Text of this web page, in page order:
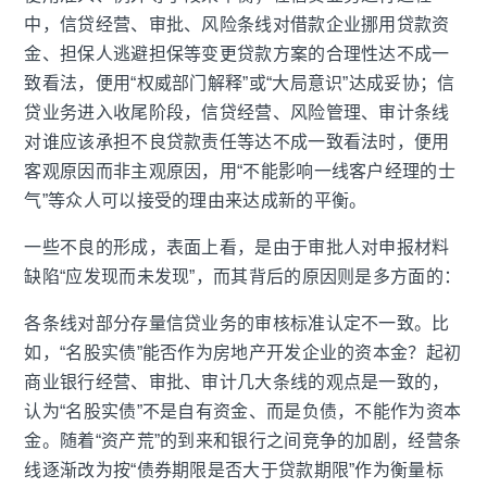
中，信贷经营、审批、风险条线对借款企业挪用贷款资
金、担保人逃避担保等变更贷款方案的合理性达不成一
致看法，便用“权威部门解释”或“大局意识”达成妥协；信
贷业务进入收尾阶段，信贷经营、风险管理、审计条线
对谁应该承担不良贷款责任等达不成一致看法时，便用
客观原因而非主观原因，用“不能影响一线客户经理的士
气”等众人可以接受的理由来达成新的平衡。
一些不良的形成，表面上看，是由于审批人对申报材料
缺陷“应发现而未发现”，而其背后的原因则是多方面的：
各条线对部分存量信贷业务的审核标准认定不一致。比
如，“名股实债”能否作为房地产开发企业的资本金？起初
商业银行经营、审批、审计几大条线的观点是一致的，
认为“名股实债”不是自有资金、而是负债，不能作为资本
金。随着“资产荒”的到来和银行之间竞争的加剧，经营条
线逐渐改为按“债券期限是否大于贷款期限”作为衡量标